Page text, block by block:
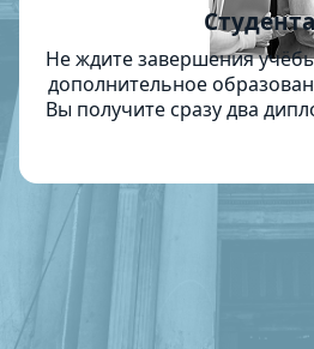
Не ждите завершения
дополнительное
Вы получите сразу два